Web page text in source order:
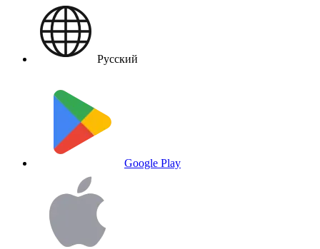
Русский
Google Play